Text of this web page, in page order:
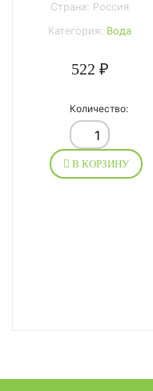
Страна: Россия
Категория: Вода
522 ₽
Количество:
В КОРЗИНУ